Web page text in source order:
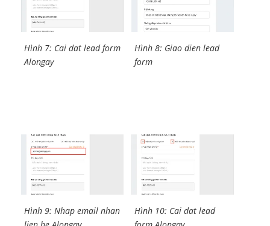
Hình 7: Cai dat lead form
Alongay
Hình 8: Giao dien lead
form
Hình 9: Nhap email nhan
Hình 10: Cai dat lead